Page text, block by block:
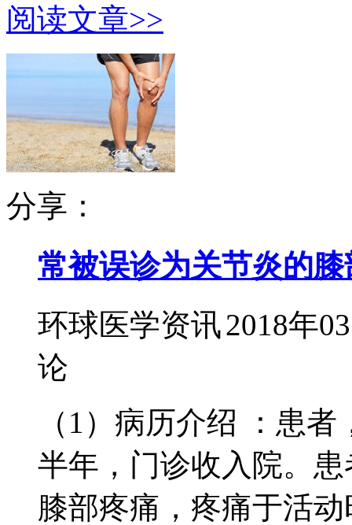
阅读文章>>
分享：
常被误诊为关节炎的
环球医学资讯2018年
论
（1）病历介绍 ：患
半年，门诊收入院。
膝部疼痛，疼痛于活